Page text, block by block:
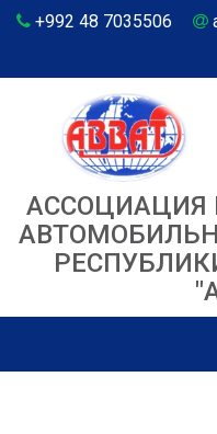
+992 48 7035506